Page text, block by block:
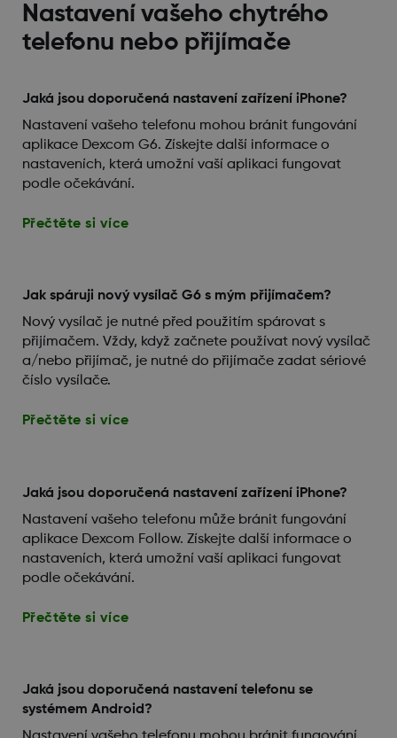
Nastavení vašeho chytrého
telefonu nebo přijímače
Jaká jsou doporučená nastavení zařízení iPhone?
Nastavení vašeho telefonu mohou bránit fungování
aplikace Dexcom G6. Získejte další informace o
nastaveních, která umožní vaší aplikaci fungovat
podle očekávání.
Přečtěte si více
Jak spáruji nový vysílač G6 s mým přijímačem?
Nový vysílač je nutné před použitím spárovat s
přijímačem. Vždy, když začnete používat nový vysílač
a/nebo přijímač, je nutné do přijímače zadat sériové
číslo vysílače.
Přečtěte si více
Jaká jsou doporučená nastavení zařízení iPhone?
Nastavení vašeho telefonu může bránit fungování
aplikace Dexcom Follow. Získejte další informace o
nastaveních, která umožní vaší aplikaci fungovat
podle očekávání.
Přečtěte si více
Jaká jsou doporučená nastavení telefonu se
systémem Android?